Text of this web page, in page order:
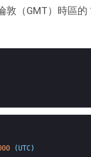
敦（GMT）時區的
(UTC)